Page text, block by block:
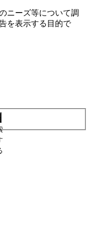
ニーズ等について調
を表⽰する⽬的で